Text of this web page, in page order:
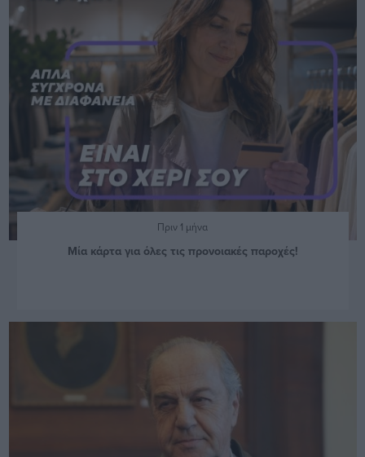
Πριν 1 μήνα
Μία κάρτα για όλες τις προνοιακές παροχές!